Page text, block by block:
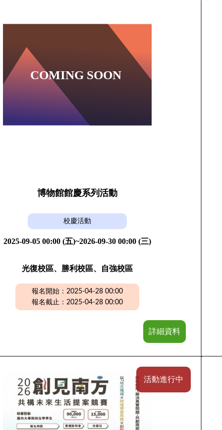
博物館館慶系列活動
校慶活動
2025-09-05 00:00 (五)~2026-09-30 00:00 (三)
光復校區、勝利校區、自強校區
報名開始：2025-04-28 00:00
報名截止：2025-04-28 00:00
詳細資料
活動進行中